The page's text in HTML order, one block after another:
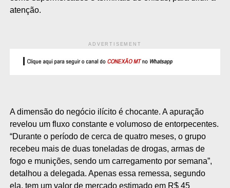
atenção.
ADVERTISEMENT
A dimensão do negócio ilícito é chocante. A apuração
revelou um fluxo constante e volumoso de entorpecentes.
“Durante o período de cerca de quatro meses, o grupo
recebeu mais de duas toneladas de drogas, armas de
fogo e munições, sendo um carregamento por semana”,
detalhou a delegada. Apenas essa remessa, segundo
ela, tem um valor de mercado estimado em R$ 45